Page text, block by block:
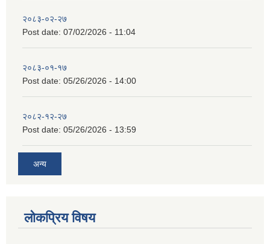
२०८३-०२-२७
Post date: 07/02/2026 - 11:04
२०८३-०१-१७
Post date: 05/26/2026 - 14:00
२०८२-१२-२७
Post date: 05/26/2026 - 13:59
अन्य
लोकप्रिय विषय